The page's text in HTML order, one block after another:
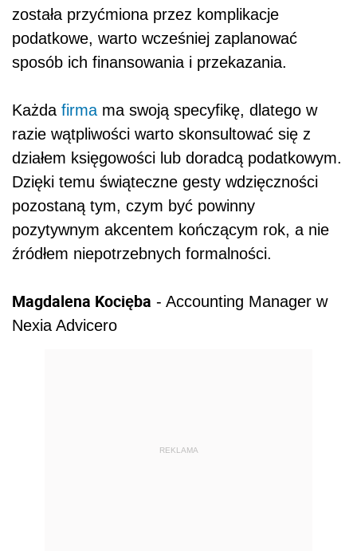
została przyćmiona przez komplikacje
podatkowe, warto wcześniej zaplanować
sposób ich finansowania i przekazania.
Każda firma ma swoją specyfikę, dlatego w
razie wątpliwości warto skonsultować się z
działem księgowości lub doradcą podatkowym.
Dzięki temu świąteczne gesty wdzięczności
pozostaną tym, czym być powinny
pozytywnym akcentem kończącym rok, a nie
źródłem niepotrzebnych formalności.
Magdalena Kocięba - Accounting Manager w
Nexia Advicero
REKLAMA